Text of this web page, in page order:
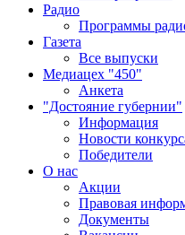
Радио
Программы
Газета
Все выпуски
Медиацех "450"
Анкета
"Достояние губернии"
Информация
Новости
Победители
О нас
Акции
Правовая
Документы